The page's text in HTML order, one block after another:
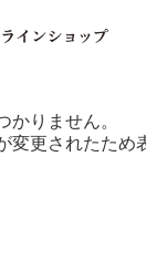
かりません。
変更されたため